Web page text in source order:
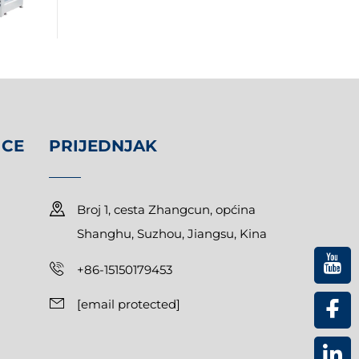
PRIJEDNJAK
Broj 1, cesta Zhangcun, općina
Shanghu, Suzhou, Jiangsu, Kina
+86-15150179453
[email protected]